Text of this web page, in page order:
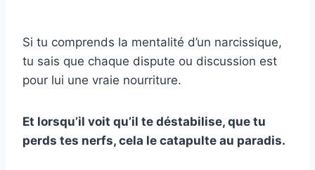
Si tu comprends la mentalité d’un narcissique,
tu sais que chaque dispute ou discussion est
pour lui une vraie nourriture.
Et lorsqu’il voit qu’il te déstabilise, que tu
perds tes nerfs, cela le catapulte au paradis.